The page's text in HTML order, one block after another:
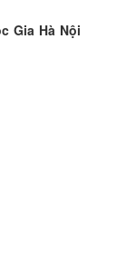
Gia Hà Nội
tài liệu tự học
việc rèn luyện,